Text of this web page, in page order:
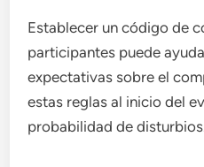
Establecer un código de
participantes puede
expectativas sobre el
estas reglas al inicio del
probabilidad de